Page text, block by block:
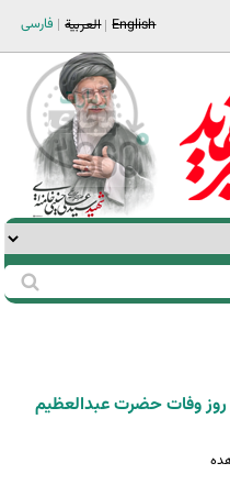
فارسی العربية English
وفات حضرت عبدالعظیم